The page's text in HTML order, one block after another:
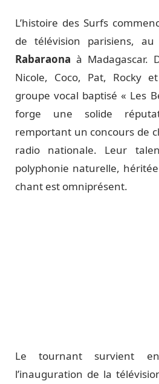
L’histoire des Surfs
de télévision parisiens,
Rabaraona à Madagascar.
Nicole, Coco, Pat, Rocky
groupe vocal baptisé « Les
forge une solide
remportant un concours de
radio nationale. Leur
polyphonie naturelle,
chant est omniprésent.
Le tournant survient
l’inauguration de la